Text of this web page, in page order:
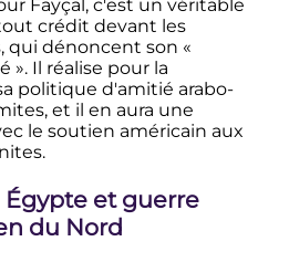
Fayçal, c'est un véritable
crédit devant les
qui dénoncent son «
». Il réalise pour la
politique d'amitié arabo-
et il en aura une
le soutien américain aux
et guerre
du Nord